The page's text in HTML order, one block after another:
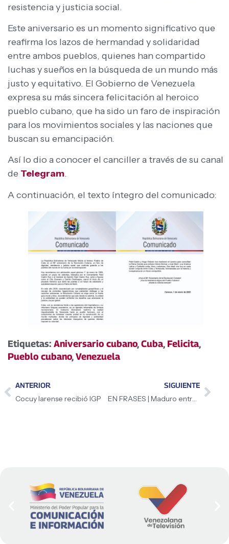
resistencia y justicia social.
Este aniversario es un momento significativo que
reafirma los lazos de hermandad y solidaridad
entre ambos pueblos, quienes han compartido
luchas y sueños en la búsqueda de un mundo más
justo y equitativo. El Gobierno de Venezuela
expresa su más sincera felicitación al heroico
pueblo cubano, que ha sido un faro de inspiración
para los movimientos sociales y las naciones que
buscan su emancipación.
Así lo dio a conocer el canciller a través de su canal
de Telegram.
A continuación, el texto íntegro del comunicado:
Etiquetas: Aniversario cubano,Cuba, Felicita,
Pueblo cubano,Venezuela
ANTERIOR
Cocuy larense recibió IGP
SIGUIENTE
EN FRASES | Maduro entrevistado por Ramonet